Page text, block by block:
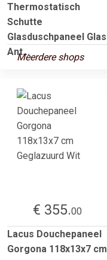
Thermostatisch
Schutte
Glasduschpaneel Glas
Ant...Meerdere shops
€ 355.00
Lacus Douchepaneel
Gorgona 118x13x7 cm